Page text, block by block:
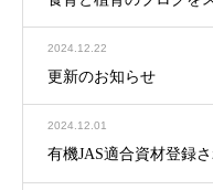
2024.12.22
更新のお知らせ
2024.12.01
有機JAS適合資材登録